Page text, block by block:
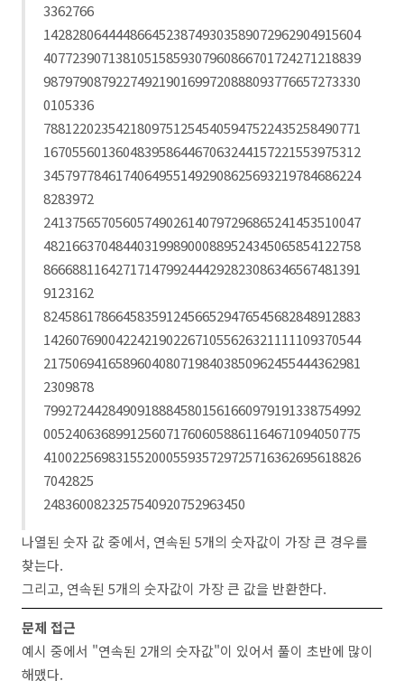
3362766
14282806444486645238749303589072962904915604
40772390713810515859307960866701724271218839
98797908792274921901699720888093776657273330
0105336
78812202354218097512545405947522435258490771
16705560136048395864467063244157221553975312
34579778461740649551492908625693219784686224
8283972
24137565705605749026140797296865241453510047
48216637048440319989000889524345065854122758
86668811642717147992444292823086346567481391
9123162
82458617866458359124566529476545682848912883
14260769004224219022671055626321111109370544
21750694165896040807198403850962455444362981
2309878
79927244284909188845801561660979191338754992
00524063689912560717606058861164671094050775
41002256983155200055935729725716362695618826
7042825
2483600823257540920752963450
나열된 숫자 값 중에서, 연속된 5개의 숫자값이 가장 큰 경우를
찾는다.
그리고, 연속된 5개의 숫자값이 가장 큰 값을 반환한다.
문제 접근
예시 중에서 "연속된 2개의 숫자값"이 있어서 풀이 초반에 많이
해맸다.